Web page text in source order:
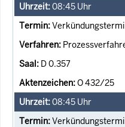
08:45 Uhr
D 0.357
O 432/25
08:45 Uhr